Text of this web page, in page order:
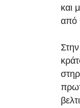
και
από